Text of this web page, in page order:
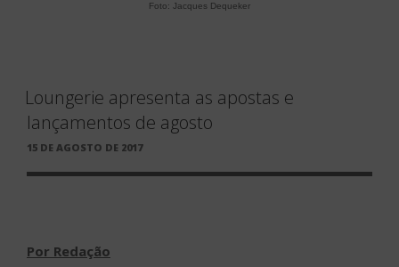
Foto: Jacques Dequeker
Loungerie apresenta as apostas e
lançamentos de agosto
PUBLICADO
15 DE AGOSTO DE 2017
Por Redação